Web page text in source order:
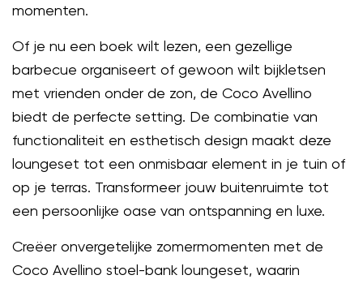
momenten.
Of je nu een boek wilt lezen, een gezellige
barbecue organiseert of gewoon wilt bijkletsen
met vrienden onder de zon, de Coco Avellino
biedt de perfecte setting. De combinatie van
functionaliteit en esthetisch design maakt deze
loungeset tot een onmisbaar element in je tuin of
op je terras. Transformeer jouw buitenruimte tot
een persoonlijke oase van ontspanning en luxe.
Creëer onvergetelijke zomermomenten met de
Coco Avellino stoel-bank loungeset, waarin